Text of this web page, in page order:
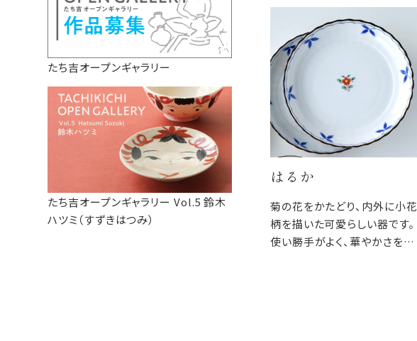
たち吉オープンギャラリー
たち吉オープンギャラリー Vol.5 鈴木
ハツミ（すずきはつみ）
器棚に収まります。
はるか
菊の花をかたどり、内外に小花
柄を描いた可愛らしい器です。
使い勝手がよく、華やかさを持